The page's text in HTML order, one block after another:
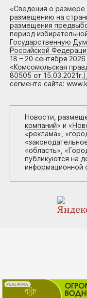
«Сведения о размере
размещению на
размещения
период
Государственную
Российской
18 – 20 сентября
«Комсомольская
80505 от
сегменте сайта:
Новости,
компаний» и «
«реклама»,
«область»,
публикуются на
информационной
РЕКЛАМА